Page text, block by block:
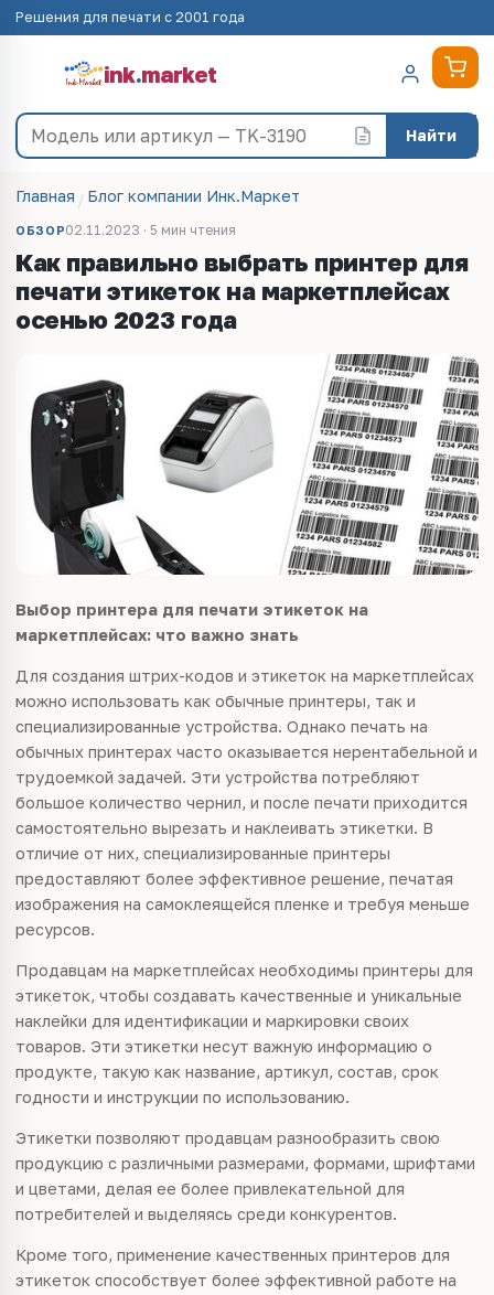
Решения для печати с 2001 года
ink.market
Найти
Главная Блог компании Инк.Маркет
ОБЗОР02.11.2023 · 5 мин чтения
Как правильно выбрать принтер для
печати этикеток на маркетплейсах
осенью 2023 года
Выбор принтера для печати этикеток на
маркетплейсах: что важно знать
Для создания штрих-кодов и этикеток на маркетплейсах
можно использовать как обычные принтеры, так и
специализированные устройства. Однако печать на
обычных принтерах часто оказывается нерентабельной и
трудоемкой задачей. Эти устройства потребляют
большое количество чернил, и после печати приходится
самостоятельно вырезать и наклеивать этикетки. В
отличие от них, специализированные принтеры
предоставляют более эффективное решение, печатая
изображения на самоклеящейся пленке и требуя меньше
ресурсов.
Продавцам на маркетплейсах необходимы принтеры для
этикеток, чтобы создавать качественные и уникальные
наклейки для идентификации и маркировки своих
товаров. Эти этикетки несут важную информацию о
продукте, такую как название, артикул, состав, срок
годности и инструкции по использованию.
Этикетки позволяют продавцам разнообразить свою
продукцию с различными размерами, формами, шрифтами
и цветами, делая ее более привлекательной для
потребителей и выделяясь среди конкурентов.
Кроме того, применение качественных принтеров для
этикеток способствует более эффективной работе на